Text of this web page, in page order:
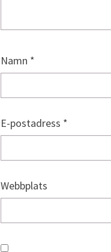
Namn *
E-postadress *
Webbplats